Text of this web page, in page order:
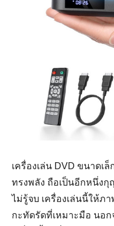
เครื่องเล่น DVD ขนาดเ
ทรงพลัง ถือเป็นอีกหนึ่ง
ไม่รู้จบ เครื่องเล่นนี้ให้ภ
กะทัดรัดที่เหมาะมือ นอก